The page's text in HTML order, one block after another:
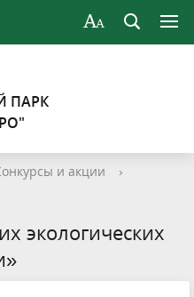
ПАРК
и акции
›
экологических